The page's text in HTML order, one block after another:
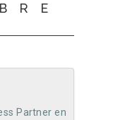
Partner en